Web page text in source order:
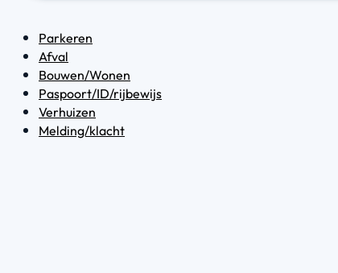
Parkeren
Afval
Bouwen/Wonen
Paspoort/ID/rijbewijs
Verhuizen
Melding/klacht